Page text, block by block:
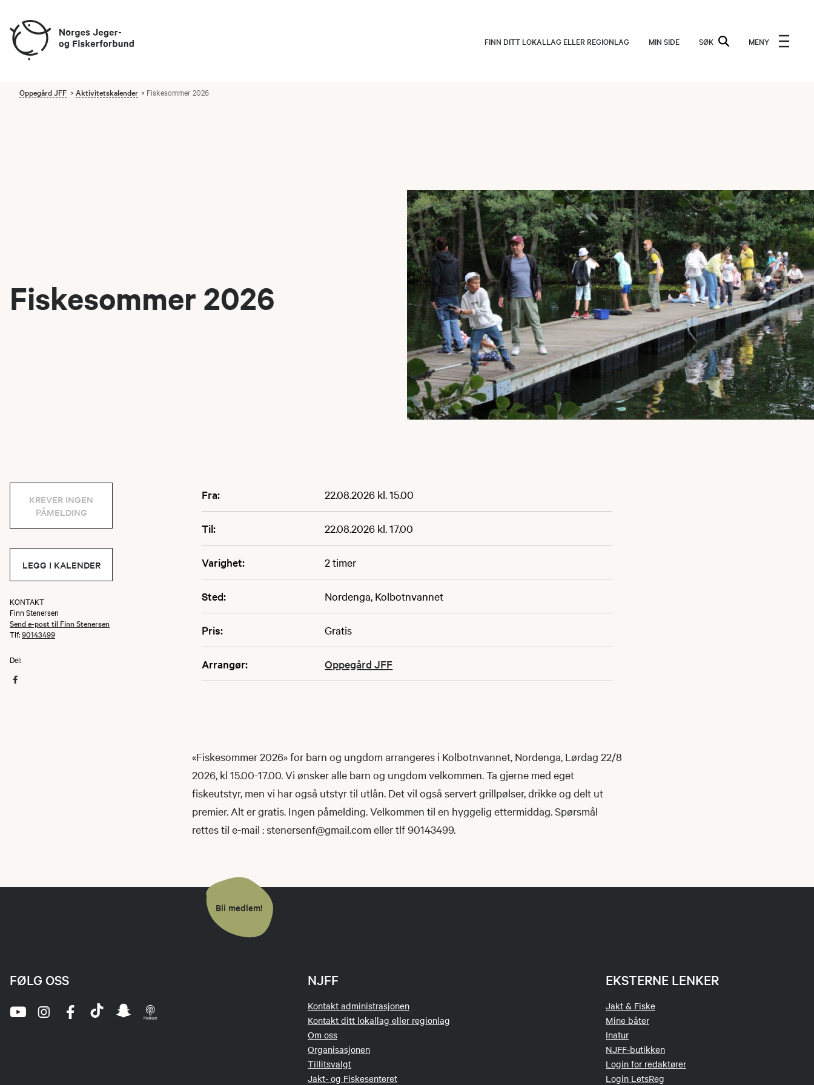
FINN DITT LOKALLAG ELLER REGIONLAG MIN SIDE SØK MENY
Oppegård JFF Aktivitetskalender Fiskesommer 2026
Fiskesommer 2026
Fra: 22.08.2026 kl. 15.00
Til: 22.08.2026 kl. 17.00
Varighet: 2 timer
Sted: Nordenga, Kolbotnvannet
Pris: Gratis
Arrangør: Oppegård JFF
KREVER INGEN
PÅMELDING
LEGG I KALENDER
KONTAKT
Finn Stenersen
Send e-post til Finn Stenersen
Tlf:90143499
Del:
«Fiskesommer 2026» for barn og ungdom arrangeres i Kolbotnvannet, Nordenga, Lørdag 22/8
2026, kl 15.00-17.00. Vi ønsker alle barn og ungdom velkommen. Ta gjerne med eget
fiskeutstyr, men vi har også utstyr til utlån. Det vil også servert grillpølser, drikke og delt ut
premier. Alt er gratis. Ingen påmelding. Velkommen til en hyggelig ettermiddag. Spørsmål
rettes til e-mail : stenersenf@gmail.com eller tlf 90143499.
Bli medlem!
NJFF
Kontakt administrasjonen
Kontakt ditt lokallag eller regionlag
Om oss
Organisasjonen
Tillitsvalgt
Jakt- og Fiskesenteret
EKSTERNE LENKER
Jakt & Fiske
Mine båter
Inatur
NJFF-butikken
Login for redaktører
Login LetsReg
FØLG OSS